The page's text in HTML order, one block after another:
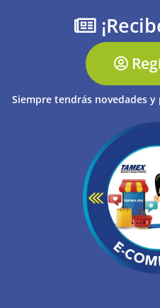
Siempre tendrás novedades